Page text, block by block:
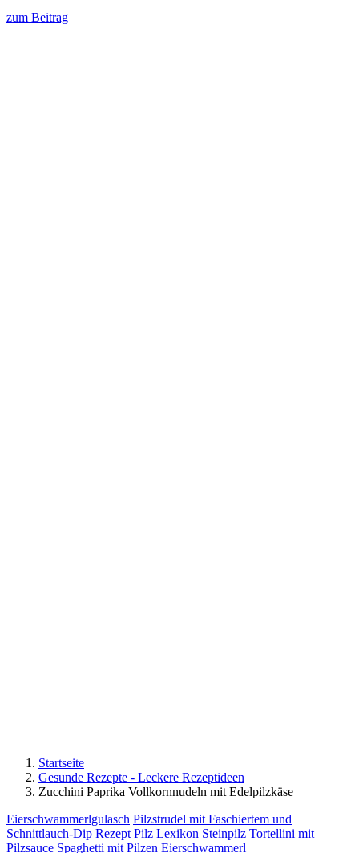
zum Beitrag
Startseite
Gesunde Rezepte - Leckere Rezeptideen
Zucchini Paprika Vollkornnudeln mit Edelpilzkäse
Eierschwammerlgulasch Pilzstrudel mit Faschiertem und
Schnittlauch-Dip Rezept Pilz Lexikon Steinpilz Tortellini mit
Pilzsauce Spaghetti mit Pilzen Eierschwammerl